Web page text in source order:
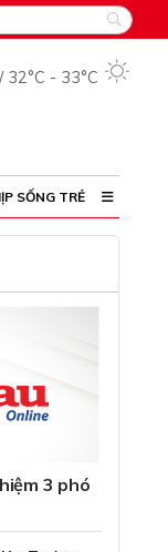
/ 32°C - 33°C
SỐNG TRẺ
3 phó